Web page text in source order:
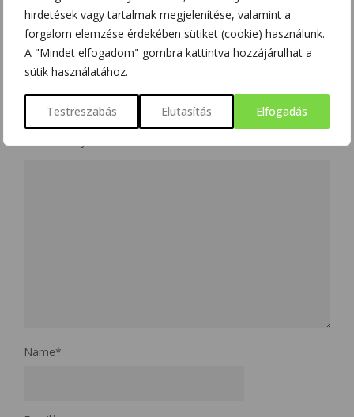
hirdetések vagy tartalmak megjelenítése, valamint a
forgalom elemzése érdekében sütiket (cookie) használunk.
A "Mindet elfogadom" gombra kattintva hozzájárulhat a
sütik használatához.
Testreszabás Elutasítás Elfogadás
NO COMMENT
LEAVE A REPLY
A kötelező mezőket
Name*